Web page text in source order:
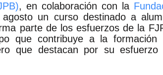
, en colaboración con la
un curso destinado a
parte de los esfuerzos de la
que contribuye a la formación
que destacan por su